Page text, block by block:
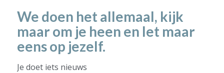
We doen het allemaal, kijk
maar om je heen en let maar
eens op jezelf.
Je doet iets nieuws